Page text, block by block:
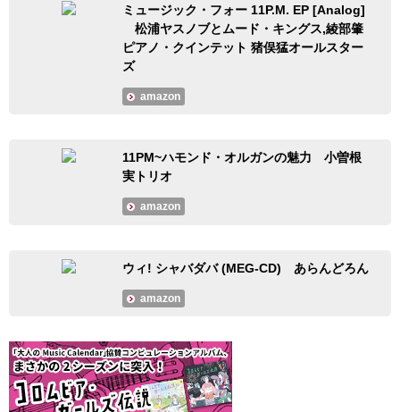
ミュージック・フォー 11P.M. EP [Analog]
松浦ヤスノブとムード・キングス,綾部肇
ピアノ・クインテット 猪俣猛オールスター
ズ
amazon
11PM~ハモンド・オルガンの魅力 小曽根
実トリオ
amazon
ウィ! シャバダバ (MEG-CD) あらんどろん
amazon